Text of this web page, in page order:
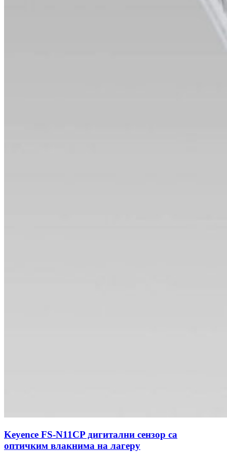
Keyence FS-N11CP дигитални сензор са
оптичким влакнима на лагеру